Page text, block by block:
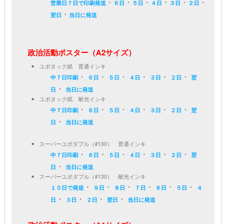
営業日７日で印刷発送
６日 ５日 ４日 ３日 ２日
翌日 ・ 当日に発送
政治活動ポスター（A2サイズ）
ユポタック紙 普通インキ
中７日印刷 ・ ６日 ・ ５日 ・ ４日 ・ ３日 ・ ２日 ・翌
日 ・
当日に発送
ユポタック紙 耐光インキ
中７日印刷 ・ ６日 ・ ５日 ・ ４日 ・ ３日 ・ ２日 ・翌
日 ・ 当日に発送
スーパーユポダブル（#130） 普通インキ
中７日印刷 ・ ６日 ・ ５日 ・ ４日 ・ ３日 ・ ２日 ・翌
日 ・
当日に発送
スーパーユポダブル（#130） 耐光インキ
１０日で発送 ・ ９日 ・ ８日 ・ ７日 ・ ６日 ・ ５日 ・
４
日 ・ ３日 ・ ２日 ・翌日 ・ 当日に発送